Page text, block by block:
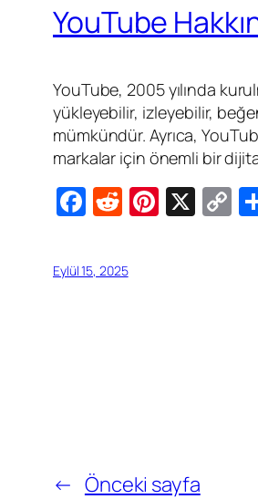
YouTube
YouTube, 2005 yılında
yükleyebilir, izleyebilir,
mümkündür. Ayrıca,
markalar için önemli bir
Facebook
RedditX
Eylül 15, 2025
← Önceki sayfa